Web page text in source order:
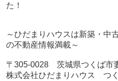
た！
～ひだまりハウスは新築・中
の不動産情報満載～
〒305-0028 茨城県つくば市
株式会社ひだまりハウス つ